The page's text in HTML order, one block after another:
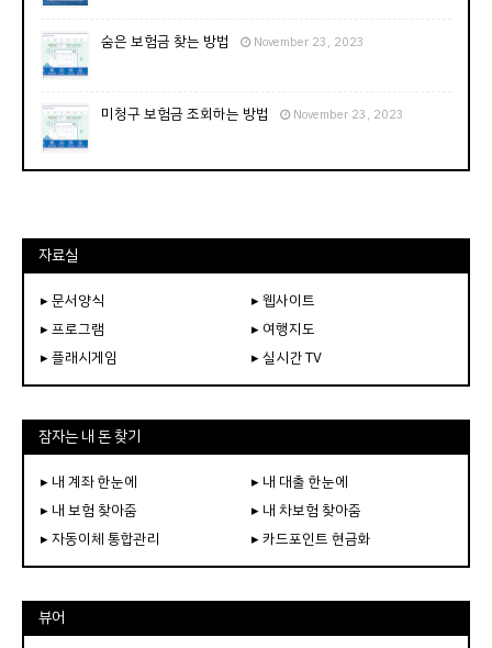
숨은 보험금 찾는 방법 November 23, 2023
미청구 보험금 조회하는 방법 November 23, 2023
자료실
▸ 문서양식
▸ 웹사이트
▸ 프로그램
▸ 여행지도
▸ 플래시게임
▸ 실시간 TV
잠자는 내 돈 찾기
▸ 내 계좌 한눈에
▸ 내 대출 한눈에
▸ 내 보험 찾아줌
▸ 내 차보험 찾아줌
▸ 자동이체 통합관리
▸ 카드포인트 현금화
뷰어